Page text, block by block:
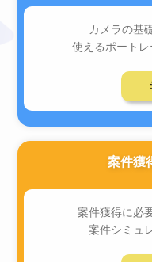
カメラの基
使えるポート
案件獲
案件獲得に必
案件シミュ